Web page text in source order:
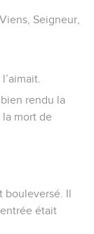
Seigneur,
rendu la
la mort de
bouleversé. Il
était